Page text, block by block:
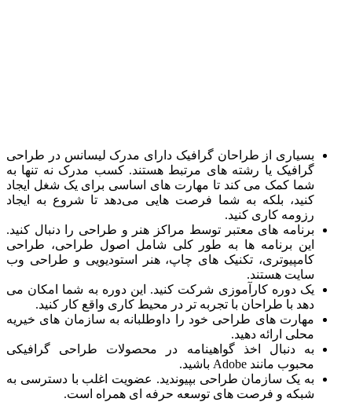
بسیاری از طراحان گرافیک دارای مدرک لیسانس در طراحی
گرافیک یا رشته های مرتبط هستند. کسب مدرک نه تنها به
شما کمک می کند تا مهارت های اساسی برای یک شغل ایجاد
کنید، بلکه به شما فرصت هایی می‌دهد تا شروع به ایجاد
رزومه کاری کنید.
برنامه های معتبر توسط مراکز هنر و طراحی را دنبال کنید.
این برنامه ها به طور کلی شامل اصول طراحی، طراحی
کامپیوتری، تکنیک های چاپ، هنر استودیویی و طراحی وب
سایت هستند.
یک دوره کارآموزی شرکت کنید. این دوره به شما امکان می
دهد با طراحان با تجربه تر در محیط کاری واقع کار کنید.
مهارت های طراحی خود را داوطلبانه به سازمان های خیریه
محلی ارائه دهید.
به دنبال اخذ گواهینامه در محصولات طراحی گرافیکی
محبوب مانند Adobe باشید.
به یک سازمان طراحی بپیوندید. عضویت اغلب با دسترسی به
شبکه و فرصت های توسعه حرفه ای همراه است.